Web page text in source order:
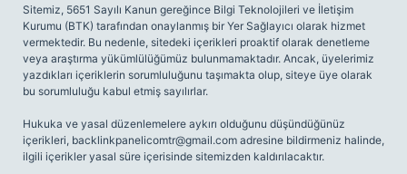
Sitemiz, 5651 Sayılı Kanun gereğince Bilgi Teknolojileri ve İletişim
Kurumu (BTK) tarafından onaylanmış bir Yer Sağlayıcı olarak hizmet
vermektedir. Bu nedenle, sitedeki içerikleri proaktif olarak denetleme
veya araştırma yükümlülüğümüz bulunmamaktadır. Ancak, üyelerimiz
yazdıkları içeriklerin sorumluluğunu taşımakta olup, siteye üye olarak
bu sorumluluğu kabul etmiş sayılırlar.
Hukuka ve yasal düzenlemelere aykırı olduğunu düşündüğünüz
içerikleri, backlinkpanelicomtr@gmail.com adresine bildirmeniz halinde,
ilgili içerikler yasal süre içerisinde sitemizden kaldırılacaktır.